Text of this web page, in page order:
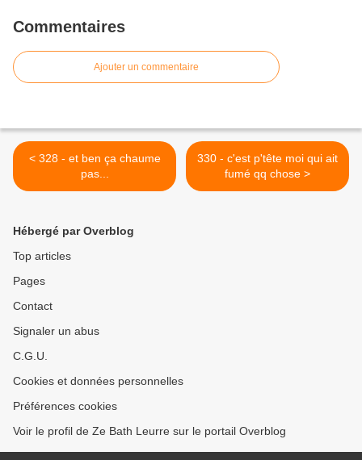
Commentaires
Ajouter un commentaire
< 328 - et ben ça chaume
pas...
330 - c'est p'tête moi qui ait
fumé qq chose >
Hébergé par Overblog
Top articles
Pages
Contact
Signaler un abus
C.G.U.
Cookies et données personnelles
Préférences cookies
Voir le profil de Ze Bath Leurre sur le portail Overblog